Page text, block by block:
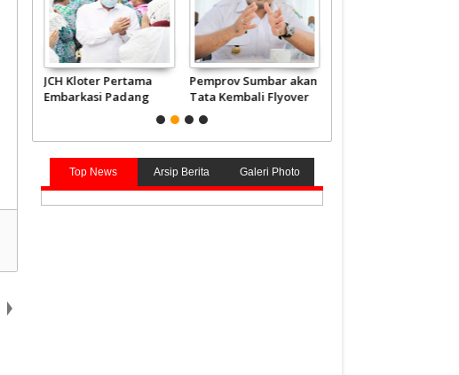
JCH Kloter Pertama
Embarkasi Padang
Pemprov Sumbar akan
Tata Kembali Flyover
Duku
Top News Arsip Berita Galeri Photo